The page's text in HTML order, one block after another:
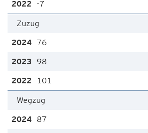
-7
Zuzug
76
98
101
Wegzug
87